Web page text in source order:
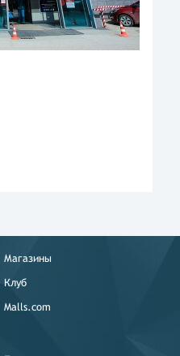
Магазины
Клуб
Malls.com